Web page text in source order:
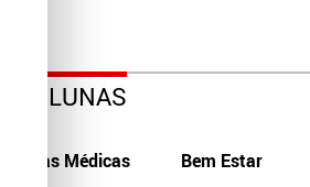
COLUNAS
Dicas Médicas Bem Estar